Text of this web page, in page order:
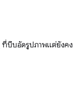
ที่บีบอัดรูปภาพแต่ยังคง